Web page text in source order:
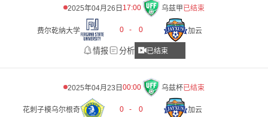
2025年04月26日 17:00 乌兹甲已结束
费尔乾纳大学 0 - 0 加云
情报 分析 已结束
2025年04月23日 00:00 乌兹杯已结束
花刺子模乌尔根奇 0 - 0 加云